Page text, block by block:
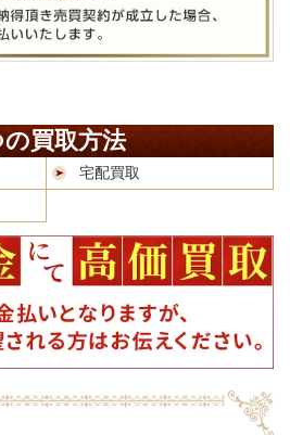
買取方法
宅配買取